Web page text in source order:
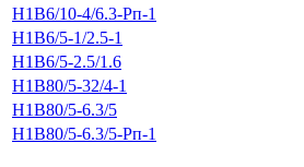
Н1В6/10-4/6.3-Рп-1
Н1В6/5-1/2.5-1
Н1В6/5-2.5/1.6
Н1В80/5-32/4-1
Н1В80/5-6.3/5
Н1В80/5-6.3/5-Рп-1